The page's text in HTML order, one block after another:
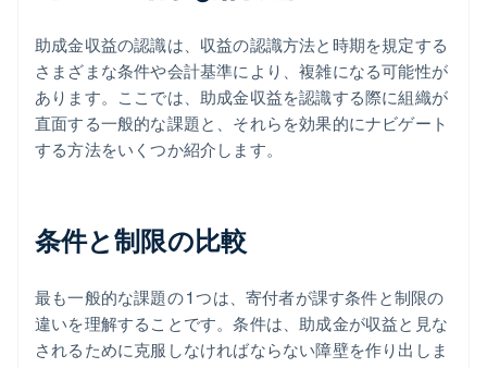
助成金収益の認識は、収益の認識方法と時期を規定する
さまざまな条件や会計基準により、複雑になる可能性が
あります。ここでは、助成金収益を認識する際に組織が
直面する一般的な課題と、それらを効果的にナビゲート
する方法をいくつか紹介します。
条件と制限の比較
最も一般的な課題の 1 つは、寄付者が課す条件と制限の
違いを理解することです。条件は、助成金が収益と見な
されるために克服しなければならない障壁を作り出しま